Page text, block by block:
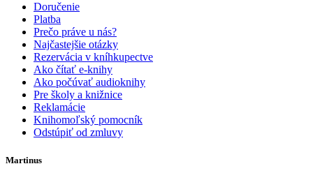
Doručenie
Platba
Prečo práve u nás?
Najčastejšie otázky
Rezervácia v kníhkupectve
Ako čítať e-knihy
Ako počúvať audioknihy
Pre školy a knižnice
Reklamácie
Knihomoľský pomocník
Odstúpiť od zmluvy
Martinus